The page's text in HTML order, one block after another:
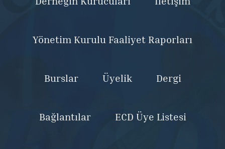
Yönetim Kurulu Faaliyet Raporları
Burslar Üyelik Dergi
Bağlantılar ECD Üye Listesi